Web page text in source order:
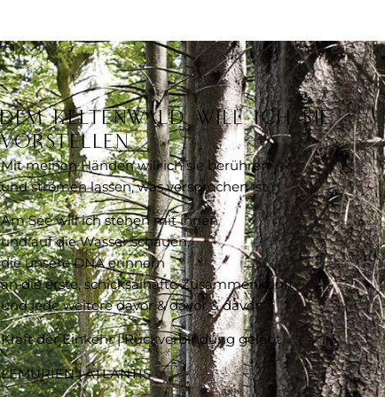
Dem KeltenWald will ich sie
vorstellen.
Mit meinen Händen will ich sie berühren
und strömen lassen, was versprochen ist.
Am See will ich stehen mit ihnen
und auf die Wasser schauen,
die unsere DNA erinnern
an die erste, schicksalhafte Zusammenkunft
und jede weitere davor & davor & davor.
Kraft der Einkehr | Rückverbindung gelebt
LEMURIEN | ATLANTIS